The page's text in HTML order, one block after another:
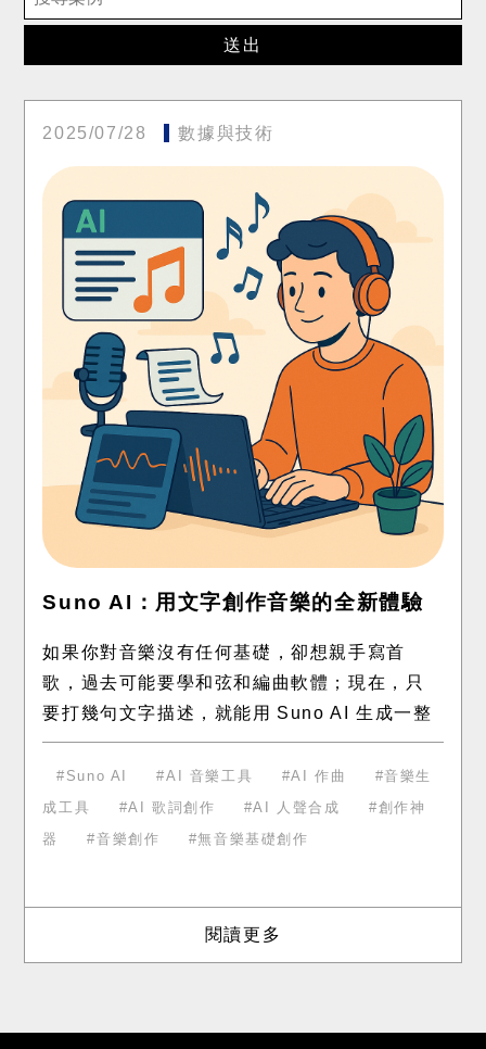
送出
2025/07/28 數據與技術
Suno AI：用文字創作音樂的全新體驗
如果你對音樂沒有任何基礎，卻想親手寫首
歌，過去可能要學和弦和編曲軟體；現在，只
要打幾句文字描述，就能用 Suno AI 生成一整
首旋律、和聲、節奏、歌詞，甚至人聲演唱。
這個工具帶來了「人人都能做音樂」
Suno AI AI 音樂工具 AI 作曲
音樂生
成工具
AI 歌詞創作 AI 人聲合成
創作神
器
音樂創作 無音樂基礎創作
閱讀更多